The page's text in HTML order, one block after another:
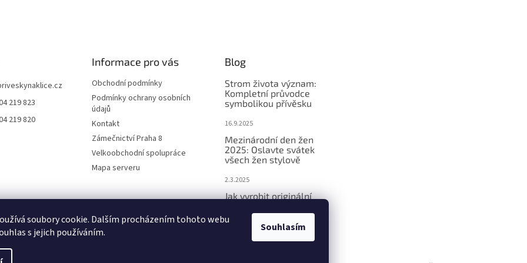
soubory cookie. Dalším procházením tohoto webu
s jejich používáním.
Souhlasím
219 823
219 820
Informace pro vás
Obchodní podmínky
Podmínky ochrany osobních
údajů
Kontakt
Zámečnictví Praha 8
Velkoobchodní spolupráce
Mapa serveru
Blog
Strom života význam:
Kompletní průvodce
symbolikou přívěsku
16.9.2025
Mezinárodní den žen
2025: Oslavte svátek
všech žen stylově
2.3.2025
Jak vyrobit originální